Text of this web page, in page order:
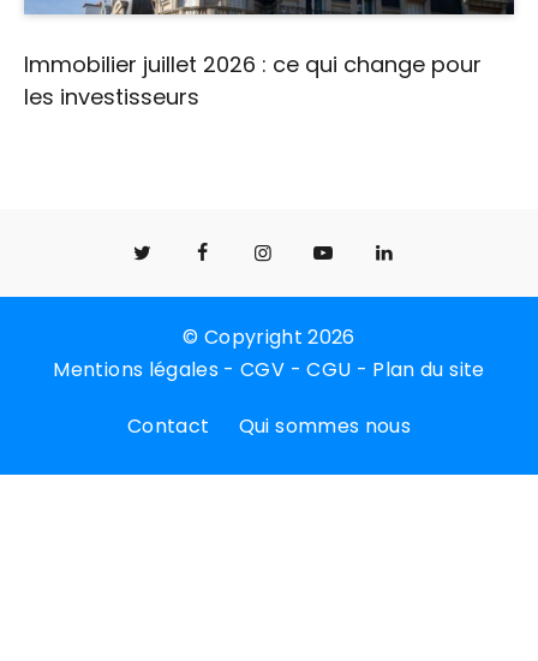
Immobilier juillet 2026 : ce qui change pour
les investisseurs
© Copyright 2026
Mentions légales -CGV -CGU - Plan du site
Contact Qui sommes nous